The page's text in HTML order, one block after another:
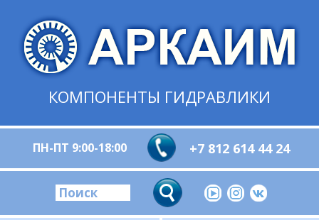
КОМПОНЕНТЫ ГИДРАВЛИКИ
ПН-ПТ 9:00-18:00 +7 812 614 44 24